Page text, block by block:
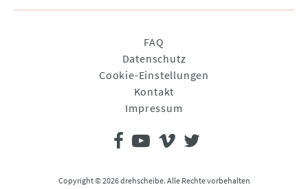
FAQ
Datenschutz
Cookie-Einstellungen
Kontakt
Impressum
Copyright © 2026 drehscheibe. Alle Rechte vorbehalten